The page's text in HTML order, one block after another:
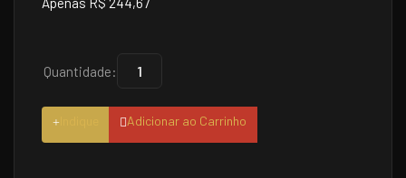
Quantidade:
Adicionar ao Carrinho